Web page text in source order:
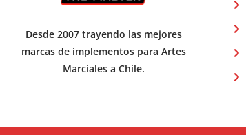
Desde 2007 trayendo las mejores
marcas de implementos para Artes
Marciales a Chile.